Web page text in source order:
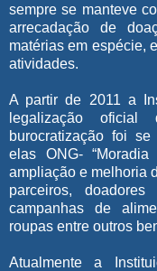
sempre se manteve
arrecadação de
matérias em espécie,
atividades.
A partir de 2011 a
legalização
burocratização foi
elas ONG-
ampliação e melhoria
parceiros,
campanhas de
roupas entre outros
Atualmente a